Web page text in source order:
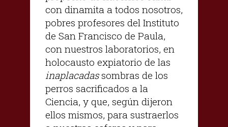
con dinamita a todos nosotros,
pobres profesores del Instituto
de San Francisco de Paula,
con nuestros laboratorios, en
holocausto expiatorio de las
inaplacadassombras de los
perros sacrificados a la
Ciencia, y que, según dijeron
ellos mismos, para sustraerlos